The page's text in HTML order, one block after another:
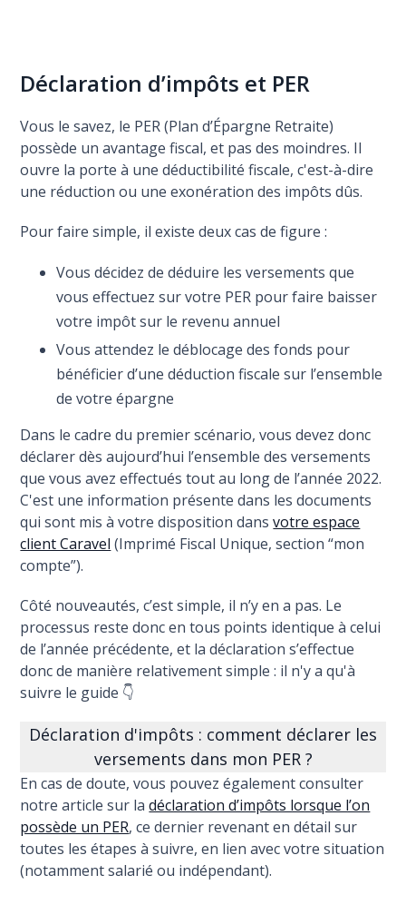
Déclaration d’impôts et PER
Vous le savez, le PER (Plan d’Épargne Retraite)
possède un avantage fiscal, et pas des moindres. Il
ouvre la porte à une déductibilité fiscale, c'est-à-dire
une réduction ou une exonération des impôts dûs.
Pour faire simple, il existe deux cas de figure :
Vous décidez de déduire les versements que
vous effectuez sur votre PER pour faire baisser
votre impôt sur le revenu annuel
Vous attendez le déblocage des fonds pour
bénéficier d’une déduction fiscale sur l’ensemble
de votre épargne
Dans le cadre du premier scénario, vous devez donc
déclarer dès aujourd’hui l’ensemble des versements
que vous avez effectués tout au long de l’année 2022.
C'est une information présente dans les documents
qui sont mis à votre disposition dansvotre espace
client Caravel (Imprimé Fiscal Unique, section “mon
compte”).
Côté nouveautés, c’est simple, il n’y en a pas. Le
processus reste donc en tous points identique à celui
de l’année précédente, et la déclaration s’effectue
donc de manière relativement simple : il n'y a qu'à
suivre le guide 👇
Déclaration d'impôts : comment déclarer les
versements dans mon PER ?
En cas de doute, vous pouvez également consulter
notre article sur ladéclaration d’impôts lorsque l’on
possède un PER, ce dernier revenant en détail sur
toutes les étapes à suivre, en lien avec votre situation
(notamment salarié ou indépendant).